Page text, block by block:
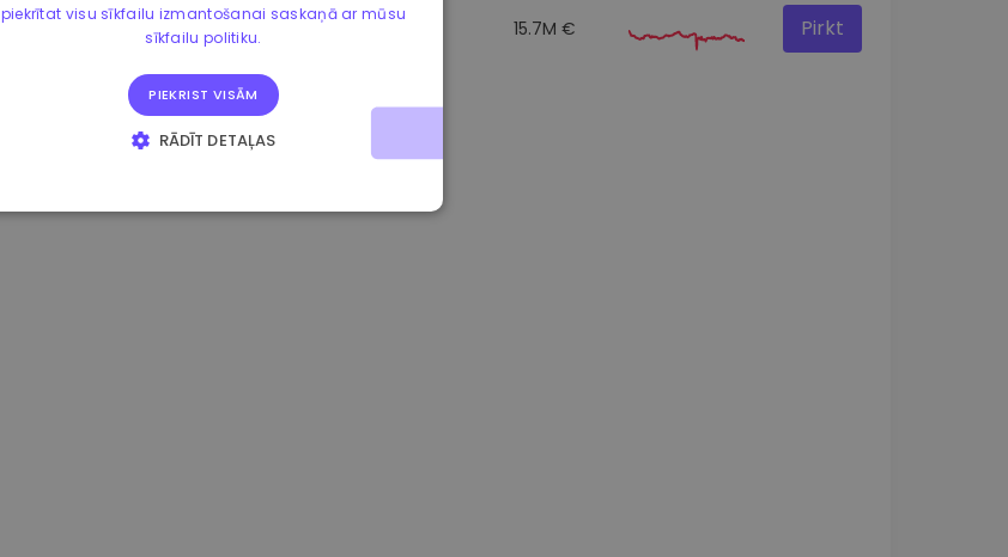
-2.10% 15.7M € Pirkt
piekrītat visu sīkfailu izmantošanai saskaņā ar mūsu
sīkfailu politiku.
PIEKRIST VISĀM
RĀDĪT DETAĻAS